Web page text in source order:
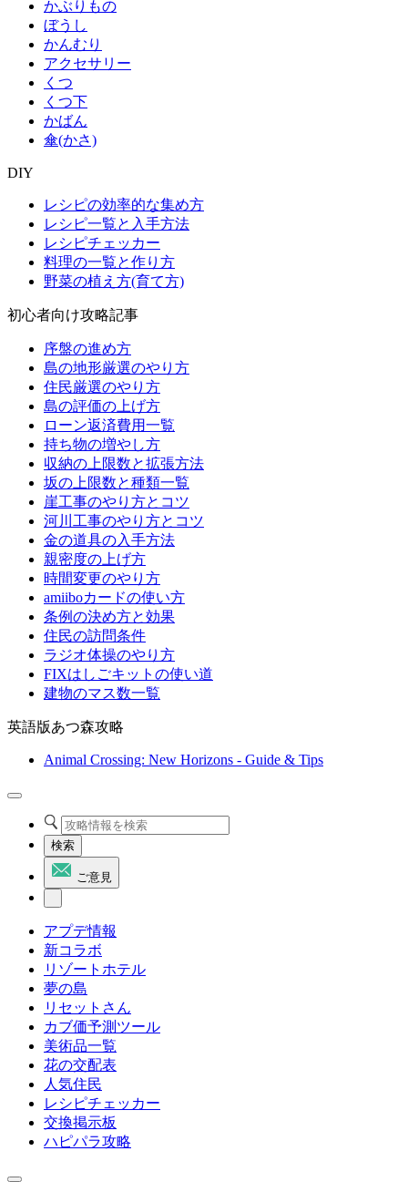
かぶりもの
ぼうし
かんむり
アクセサリー
くつ
くつ下
かばん
傘(かさ)
DIY
レシピの効率的な集め方
レシピ一覧と入手方法
レシピチェッカー
料理の一覧と作り方
野菜の植え方(育て方)
初心者向け攻略記事
序盤の進め方
島の地形厳選のやり方
住民厳選のやり方
島の評価の上げ方
ローン返済費用一覧
持ち物の増やし方
収納の上限数と拡張方法
坂の上限数と種類一覧
崖工事のやり方とコツ
河川工事のやり方とコツ
金の道具の入手方法
親密度の上げ方
時間変更のやり方
amiiboカードの使い方
条例の決め方と効果
住民の訪問条件
ラジオ体操のやり方
FIXはしごキットの使い道
建物のマス数一覧
英語版あつ森攻略
Animal Crossing: New Horizons - Guide & Tips
検索
ご意見
アプデ情報
新コラボ
リゾートホテル
夢の島
リセットさん
カブ価予測ツール
美術品一覧
花の交配表
人気住民
レシピチェッカー
交換掲示板
ハピパラ攻略